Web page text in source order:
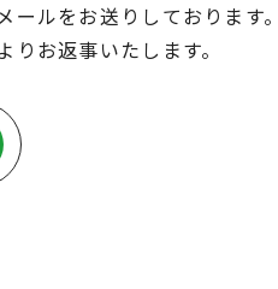
ルをお送りしております。
お返事いたします。